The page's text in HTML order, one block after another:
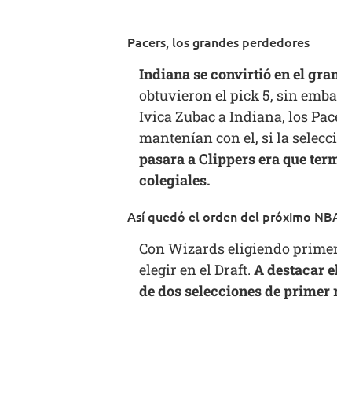
Pacers, los grandes perdedores
Indiana se convirtió en el
obtuvieron el pick 5, sin
Ivica Zubac a Indiana, los
mantenían con el, si la
pasara a Clippers era que
colegiales.
Así quedó el orden del próximo
Con Wizards eligiendo
elegir en el Draft. A destacar
de dos selecciones de primer